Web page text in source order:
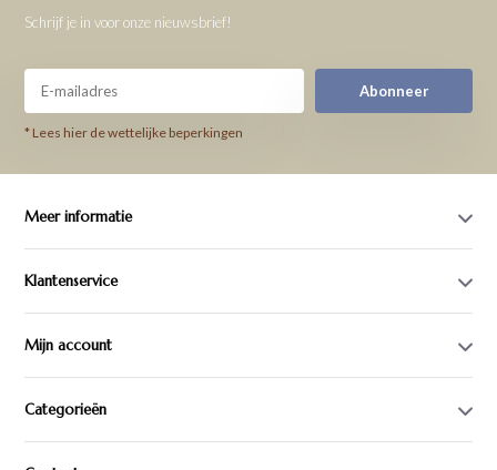
Schrijf je in voor onze nieuwsbrief!
Abonneer
* Lees hier de wettelijke beperkingen
Meer informatie
Klantenservice
Mijn account
Categorieën